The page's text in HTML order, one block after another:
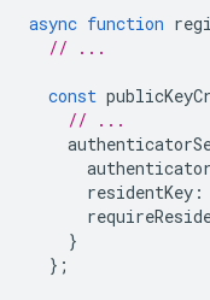
async function
// ...
const
// ...
residentKey :
}
};